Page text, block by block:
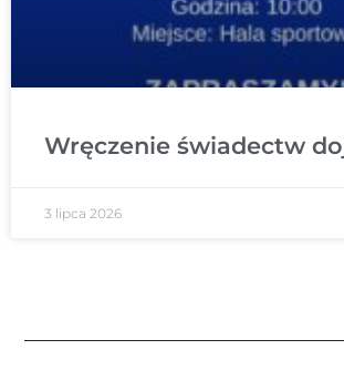
Wręczenie świadectw
3 lipca 2026